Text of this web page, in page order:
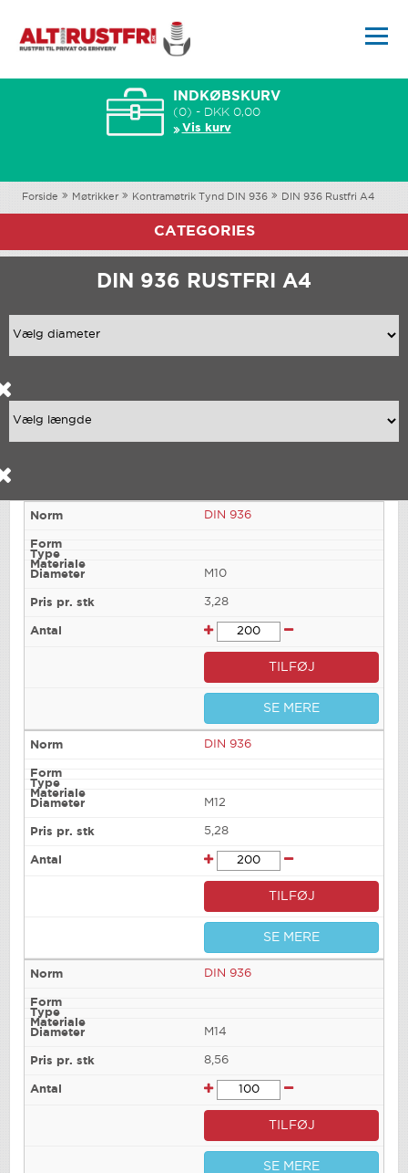
INDKØBSKURV
(0) - DKK 0,00
Vis kurv
Forside Møtrikker Kontramøtrik Tynd DIN 936 DIN 936 Rustfri A4
CATEGORIES
DIN 936 RUSTFRI A4
DIN 936
M10
3,28
TILFØJ
SE MERE
DIN 936
M12
5,28
TILFØJ
SE MERE
DIN 936
M14
8,56
TILFØJ
SE MERE